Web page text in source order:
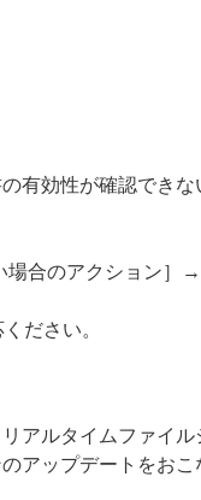
有効性が確認でき
合のアクション］→
ださい。
アルタイムファイル
アップデートをおこ